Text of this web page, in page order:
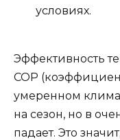
условиях.
Эффективность
COP
умеренном
на сезон, но в
падает. Это